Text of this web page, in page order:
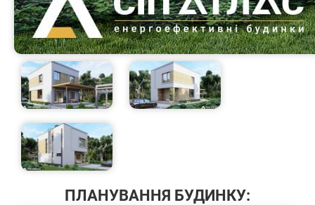
ПЛАНУВАННЯ БУДИНКУ: